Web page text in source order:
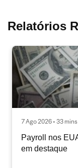
Relatórios
7 Ago 2026 • 33
Payroll nos
em destaque